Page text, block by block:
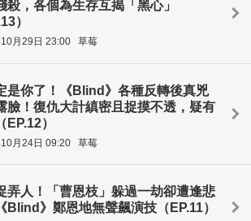
殺，各個為生存互揭「黑心」
）
月29日 23:00 草莓
是你了！《Blind》各種反轉後真兇
臉！復仇大計縝密且捉摸不透，疑有
EP.12）
月24日 09:20 草莓
弄人！「曹恩枝」躲過一劫卻遭逢悲
Blind》鄭恩地無聲飆演技（EP.11）